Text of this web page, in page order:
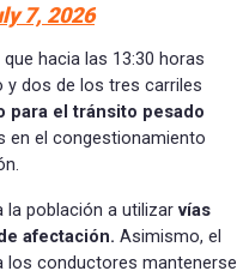
7, 2026
hacia las 13:30 horas
y dos de los tres carriles
para el tránsito pesado
en el congestionamiento
la población a utilizar vías
afectación. Asimismo, el
los conductores mantenerse